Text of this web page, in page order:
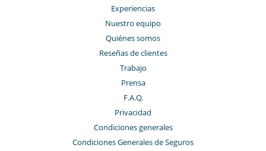
Experiencias
Nuestro equipo
Quiénes somos
Reseñas de clientes
Trabajo
Prensa
F.A.Q.
Privacidad
Condiciones generales
Condiciones Generales de Seguros